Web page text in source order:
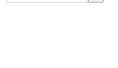
auswählen